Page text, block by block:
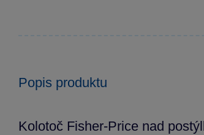
Popis produktu
Kolotoč Fisher-Price nad